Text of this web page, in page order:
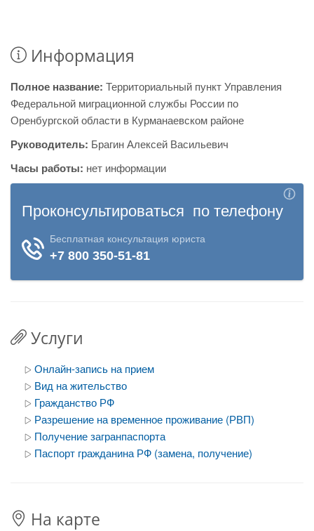
Информация
Полное название: Территориальный пункт Управления
Федеральной миграционной службы России по
Оренбургской области в Курманаевском районе
Руководитель: Брагин Алексей Васильевич
Часы работы: нет информации
Услуги
Онлайн-запись на прием
Вид на жительство
Гражданство РФ
Разрешение на временное проживание (РВП)
Получение загранпаспорта
Паспорт гражданина РФ (замена, получение)
На карте